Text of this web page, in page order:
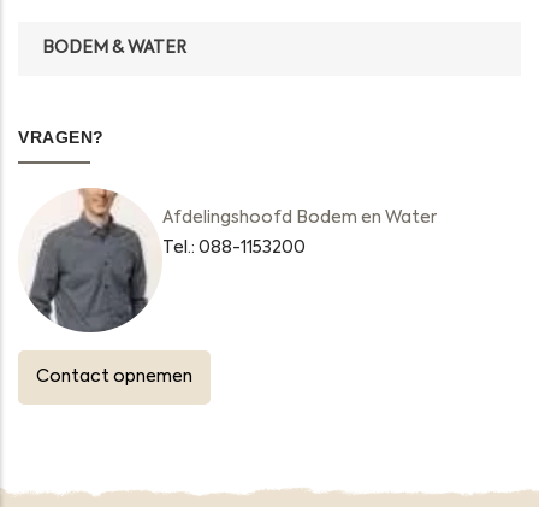
BODEM & WATER
VRAGEN?
Afdelingshoofd Bodem en Water
Tel.: 088-1153200
Contact opnemen